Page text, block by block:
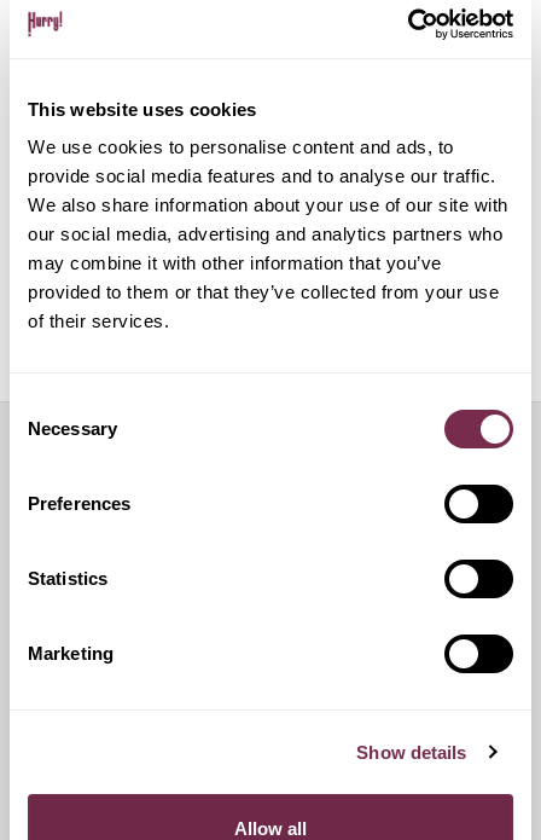
This website uses cookies
We use cookies to personalise content and ads, to
provide social media features and to analyse our traffic.
We also share information about your use of our site with
our social media, advertising and analytics partners who
may combine it with other information that you’ve
provided to them or that they’ve collected from your use
of their services.
Consent
Selection
Necessary
Preferences
Statistics
Marketing
Show details
Allow all
Gestione pratiche amministrative e multe
Gestione del noleggio tramite app su dispositivo
mobile
ALPHABET PAPERLESS Digital Onboarding
Off Mode: sospensione temporanea del noleggio
Ritiro Usato
I nostri esperti ti forniranno una valutazione gratuita della